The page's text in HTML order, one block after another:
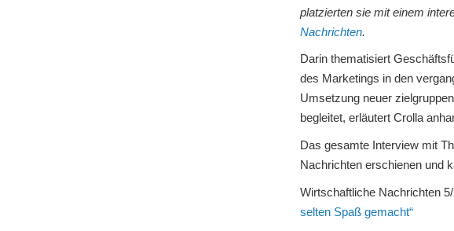
platzierten sie mit einem
Nachrichten.
Darin thematisiert
des Marketings in den
Umsetzung neuer
begleitet, erläutert Crolla
Das gesamte Interview mit
Nachrichten erschienen und
Wirtschaftliche Nachrichten
selten Spaß gemacht“